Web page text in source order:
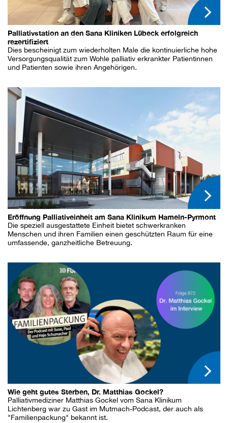
Palliativstation an den Sana Kliniken Lübeck erfolgreich
rezertifiziert
Dies bescheinigt zum wiederholten Male die kontinuierliche hohe
Versorgungsqualität zum Wohle palliativ erkrankter Patientinnen
und Patienten sowie ihren Angehörigen.
Eröffnung Palliativeinheit am Sana Klinikum Hameln-Pyrmont
Die speziell ausgestattete Einheit bietet schwerkranken
Menschen und ihren Familien einen geschützten Raum für eine
umfassende, ganzheitliche Betreuung.
Wie geht gutes Sterben, Dr. Matthias Gockel?
Palliativmediziner Matthias Gockel vom Sana Klinikum
Lichtenberg war zu Gast im Mutmach-Podcast, der auch als
"Familienpackung" bekannt ist.